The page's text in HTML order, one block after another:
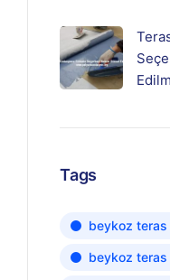
Tags
beykoz
beykoz teras